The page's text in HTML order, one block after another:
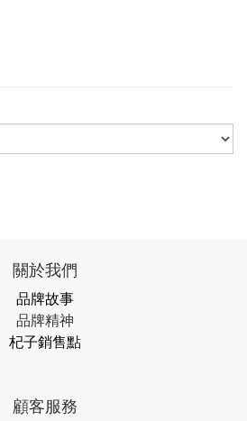
關於我們
品牌故事
品牌精神
杞子銷售點
顧客服務